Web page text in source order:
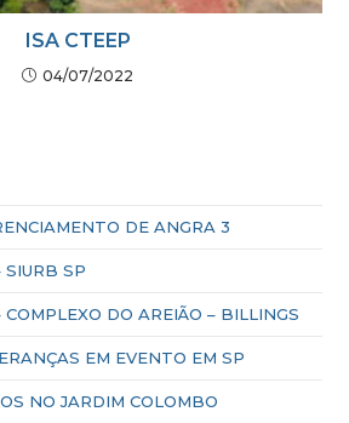
ISA CTEEP
04/07/2022
DE ANGRA 3
SIURB SP
DO AREIÃO – BILLINGS
EM EVENTO EM SP
NO JARDIM COLOMBO